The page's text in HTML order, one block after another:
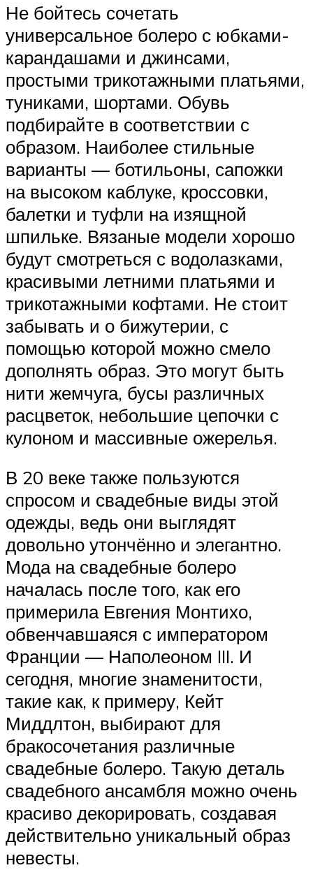
Не бойтесь сочетать
универсальное болеро с юбками-
карандашами и джинсами,
простыми трикотажными платьями,
туниками, шортами. Обувь
подбирайте в соответствии с
образом. Наиболее стильные
варианты — ботильоны, сапожки
на высоком каблуке, кроссовки,
балетки и туфли на изящной
шпильке. Вязаные модели хорошо
будут смотреться с водолазками,
красивыми летними платьями и
трикотажными кофтами. Не стоит
забывать и о бижутерии, с
помощью которой можно смело
дополнять образ. Это могут быть
нити жемчуга, бусы различных
расцветок, небольшие цепочки с
кулоном и массивные ожерелья.
В 20 веке также пользуются
спросом и свадебные виды этой
одежды, ведь они выглядят
довольно утончённо и элегантно.
Мода на свадебные болеро
началась после того, как его
примерила Евгения Монтихо,
обвенчавшаяся с императором
Франции — Наполеоном III. И
сегодня, многие знаменитости,
такие как, к примеру, Кейт
Миддлтон, выбирают для
бракосочетания различные
свадебные болеро. Такую деталь
свадебного ансамбля можно очень
красиво декорировать, создавая
действительно уникальный образ
невесты.